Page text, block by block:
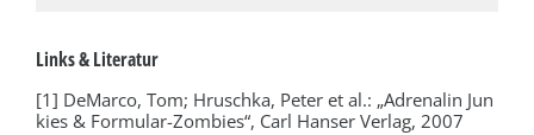
Links & Literatur
[1] DeMarco, Tom; Hruschka, Peter et al.: „Adrenalin Jun
kies & Formular-Zombies“, Carl Hanser Verlag, 2007